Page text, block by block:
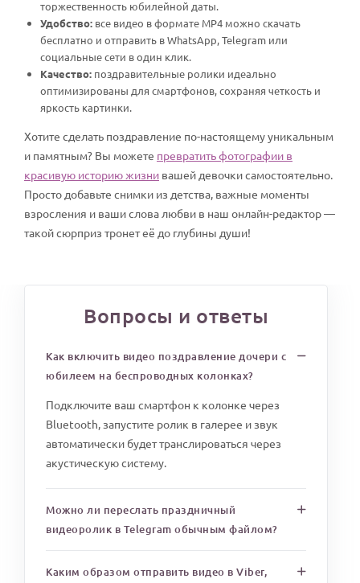
торжественность юбилейной даты.
Удобство: все видео в формате MP4 можно скачать
бесплатно и отправить в WhatsApp, Telegram или
социальные сети в один клик.
Качество: поздравительные ролики идеально
оптимизированы для смартфонов, сохраняя четкость и
яркость картинки.
Хотите сделать поздравление по-настоящему уникальным
и памятным? Вы можете превратить фотографии в
красивую историю жизни вашей девочки самостоятельно.
Просто добавьте снимки из детства, важные моменты
взросления и ваши слова любви в наш онлайн-редактор —
такой сюрприз тронет её до глубины души!
Вопросы и ответы
Как включить видео поздравление дочери с
юбилеем на беспроводных колонках?
Подключите ваш смартфон к колонке через
Bluetooth, запустите ролик в галерее и звук
автоматически будет транслироваться через
акустическую систему.
Можно ли переслать праздничный
видеоролик в Telegram обычным файлом?
Каким образом отправить видео в Viber,